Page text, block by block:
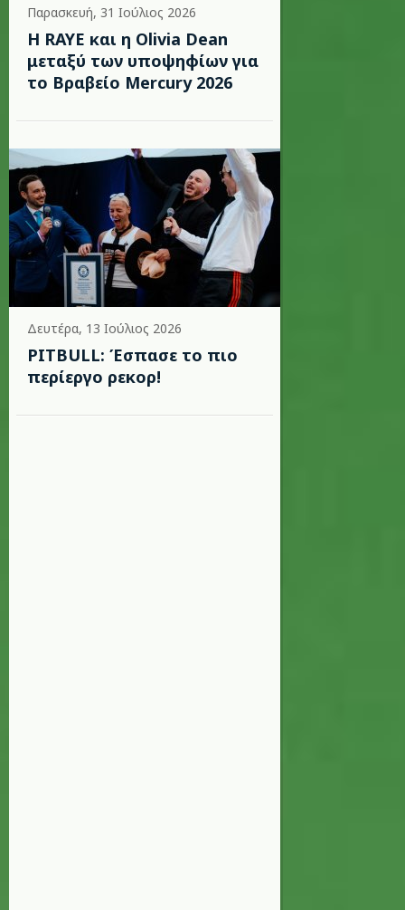
Παρασκευή, 31 Ιούλιος 2026
Η RAYE και η Olivia Dean
μεταξύ των υποψηφίων για
το Βραβείο Mercury 2026
Δευτέρα, 13 Ιούλιος 2026
PITBULL: Έσπασε το πιο
περίεργο ρεκορ!